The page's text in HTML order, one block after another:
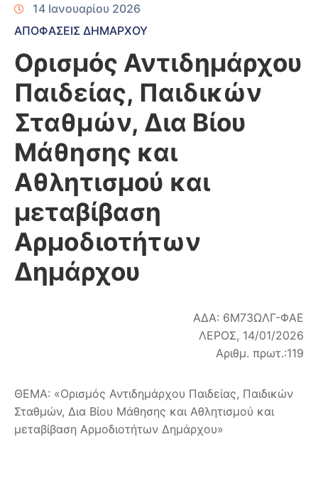
14 Ιανουαρίου 2026
ΑΠΟΦΑΣΕΙΣ ΔΗΜΑΡΧΟΥ
Ορισμός Αντιδημάρχου
Παιδείας, Παιδικών
Σταθμών, Δια Βίου
Μάθησης και
Αθλητισμού και
μεταβίβαση
Αρμοδιοτήτων
Δημάρχου
ΑΔΑ: 6Μ73ΩΛΓ-ΦΑΕ
ΛΕΡΟΣ, 14/01/2026
Αριθμ. πρωτ.:119
ΘΕΜΑ: «Ορισμός Αντιδημάρχου Παιδείας, Παιδικών
Σταθμών, Δια Βίου Μάθησης και Αθλητισμού και
μεταβίβαση Αρμοδιοτήτων Δημάρχου»